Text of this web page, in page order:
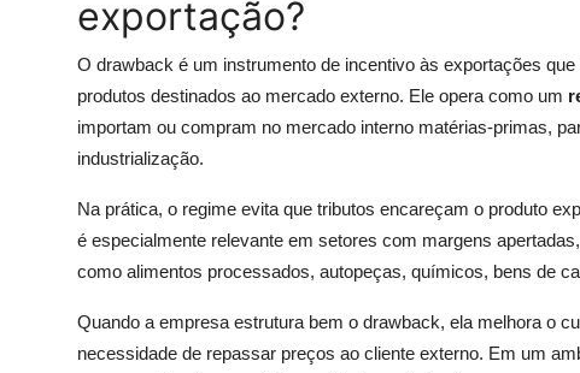
exportação?
O drawback é um instrumento de incentivo às exportações
produtos destinados ao mercado externo. Ele opera como um
importam ou compram no mercado interno matérias-primas,
industrialização.
Na prática, o regime evita que tributos encareçam o produto
é especialmente relevante em setores com margens
como alimentos processados, autopeças, químicos, bens de
Quando a empresa estrutura bem o drawback, ela melhora o
necessidade de repassar preços ao cliente externo. Em um